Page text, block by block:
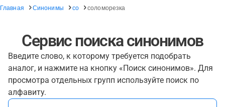
Главная Синонимы со соломорезка
Сервис поиска синонимов
Введите слово, к которому требуется подобрать
аналог, и нажмите на кнопку «Поиск синонимов». Для
просмотра отдельных групп используйте поиск по
алфавиту.